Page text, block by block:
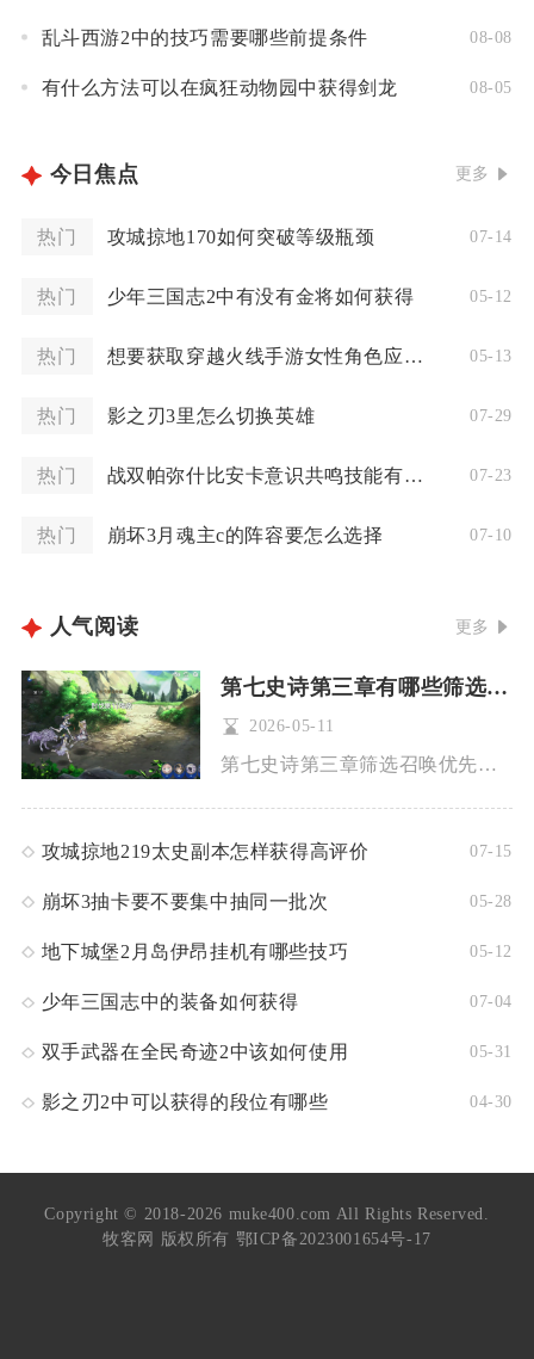
乱斗西游2中的技巧需要哪些前提条件 08-08
有什么方法可以在疯狂动物园中获得剑龙 08-05
今日焦点 更多
热门 攻城掠地170如何突破等级瓶颈 07-14
热门 少年三国志2中有没有金将如何获得 05-12
热门 想要获取穿越火线手游女性角色应该怎么办 05-13
热门 影之刃3里怎么切换英雄 07-29
热门 战双帕弥什比安卡意识共鸣技能有何特点 07-23
热门 崩坏3月魂主c的阵容要怎么选择 07-10
人气阅读 更多
第七史诗第三章有哪些筛选召唤
2026-05-11
第七史诗第三章筛选召唤优先锁定伊赛丽雅、黛丝缇娜、塔玛林尔三...
攻城掠地219太史副本怎样获得高评价 07-15
崩坏3抽卡要不要集中抽同一批次 05-28
地下城堡2月岛伊昂挂机有哪些技巧 05-12
少年三国志中的装备如何获得 07-04
双手武器在全民奇迹2中该如何使用 05-31
影之刃2中可以获得的段位有哪些 04-30
Copyright © 2018-2026 muke400.com All Rights Reserved.
牧客网 版权所有 鄂ICP备2023001654号-17